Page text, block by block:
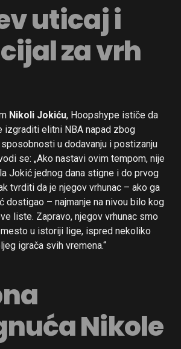
uticaj i
za vrh
Nikoli Jokiću, Hoopshype ističe da
izgraditi elitni NBA napad zbog
u dodavanju i postizanju
se: „Ako nastavi ovim tempom, nije
Jokić jednog dana stigne i do prvog
tvrditi da je njegov vrhunac – ako ga
dostigao – najmanje na nivou bilo kog
liste. Zapravo, njegov vrhunac smo
u istoriji lige, ispred nekoliko
igrača svih vremena.“
Nikole